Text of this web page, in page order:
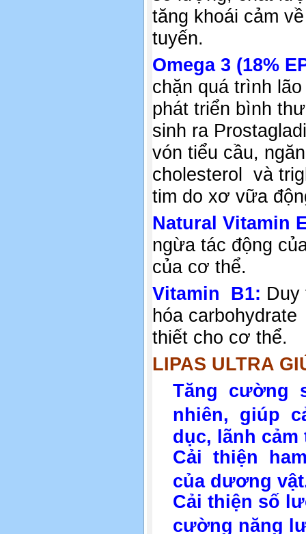
tăng khoái cảm
tuyến.
Omega 3 (18%
chặn quá trình
phát triển bình
sinh ra
vón tiểu cầu,
cholesterol và
tim do xơ vữa
Natural Vitamin
ngừa tác động
của cơ thể.
Vitamin B1:
hóa
thiết cho cơ thể.
LIPAS ULTRA
Tăng cường
nhiên, giúp
dục, lãnh
Cải thiện
của dương
Cải thiện số
cường năng